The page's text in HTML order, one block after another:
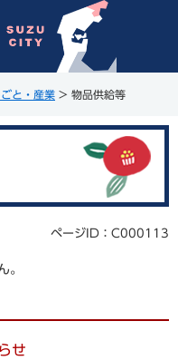
ごと・産業 > 物品供給等
ページID：C000113
。
せ